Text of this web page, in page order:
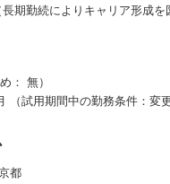
期勤続によりキャリア形成を
： 無）
試用期間中の勤務条件：変更
都